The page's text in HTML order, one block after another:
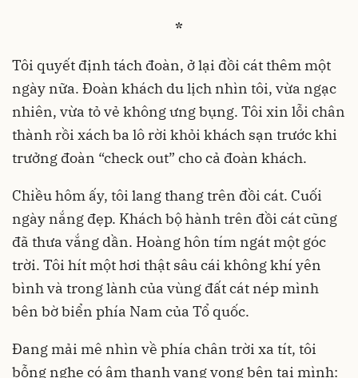
*
Tôi quyết định tách đoàn, ở lại đồi cát thêm một
ngày nữa. Đoàn khách du lịch nhìn tôi, vừa ngạc
nhiên, vừa tỏ vẻ không ưng bụng. Tôi xin lỗi chân
thành rồi xách ba lô rời khỏi khách sạn trước khi
trưởng đoàn “check out” cho cả đoàn khách.
Chiều hôm ấy, tôi lang thang trên đồi cát. Cuối
ngày nắng đẹp. Khách bộ hành trên đồi cát cũng
đã thưa vắng dần. Hoàng hôn tím ngát một góc
trời. Tôi hít một hơi thật sâu cái không khí yên
bình và trong lành của vùng đất cát nép mình
bên bờ biển phía Nam của Tổ quốc.
Đang mải mê nhìn về phía chân trời xa tít, tôi
bỗng nghe có âm thanh vang vọng bên tai mình: